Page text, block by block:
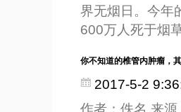
界无烟日。今年
600万人死于烟
你不知道的椎管内肿瘤，
2017-5-2
作者：佚名 来